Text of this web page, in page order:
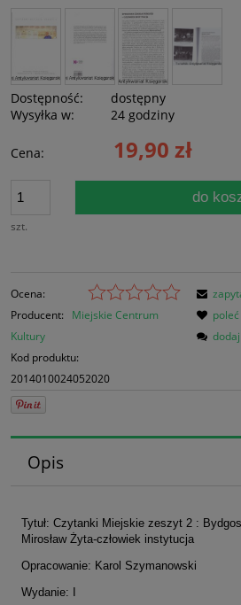
Dostępność:
dostępny
Wysyłka w:
24 godziny
Cena: 19,90 zł
szt.
do
Ocena:
Producent:
Miejskie Centrum
Kultury
Kod produktu:
2014010024052020
Opis
Tytuł: Czytanki Miejskie zeszyt 2 :
Mirosław Żyta-człowiek instytucja
Opracowanie: Karol Szymanowski
Wydanie: I